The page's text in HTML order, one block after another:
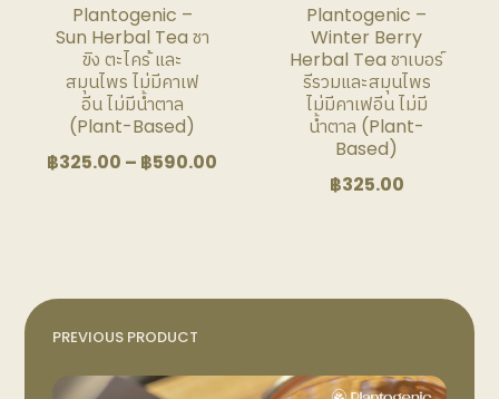
chosen
on
the
product
page
Plantogenic –
Sun Herbal Tea ชา
ขิง ตะไคร้ และ
สมุนไพร ไม่มีคาเฟ
อีน ไม่มีน้ำตาล
(Plant-Based)
฿325.00 – ฿590.00
chosen
on
the
product
page
Plantogenic –
Winter Berry
Herbal Tea ชาเบอร์
รีรวมและสมุนไพร
ไม่มีคาเฟอีน ไม่มี
น้ำตาล (Plant-
Based)
฿325.00
PREVIOUS PRODUCT